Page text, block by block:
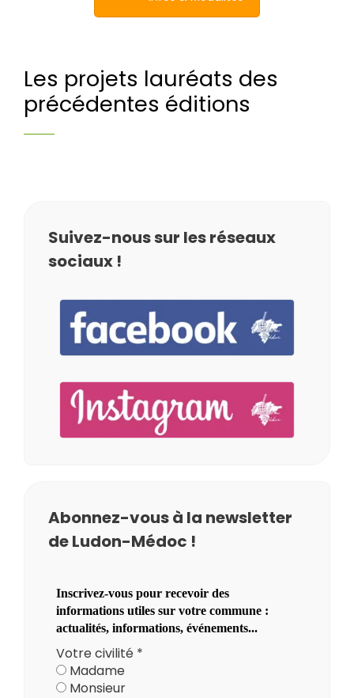
Les projets lauréats des
précédentes éditions
Suivez-nous sur les réseaux
sociaux !
Abonnez-vous à la newsletter
de Ludon-Médoc !
Inscrivez-vous pour recevoir des
informations utiles sur votre commune :
actualités, informations, événements...
Votre civilité *
Madame
Monsieur